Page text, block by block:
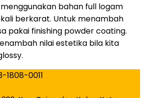
bahan full logam
berkarat. Untuk menambah
pakai finishing powder coating.
nilai estetika bila kita
1808-0011